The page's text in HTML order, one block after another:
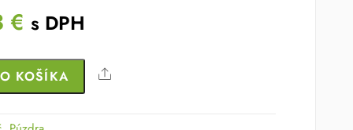
€.
€ Current
is:
38.43 €.
s DPH
KOŠÍKA Share